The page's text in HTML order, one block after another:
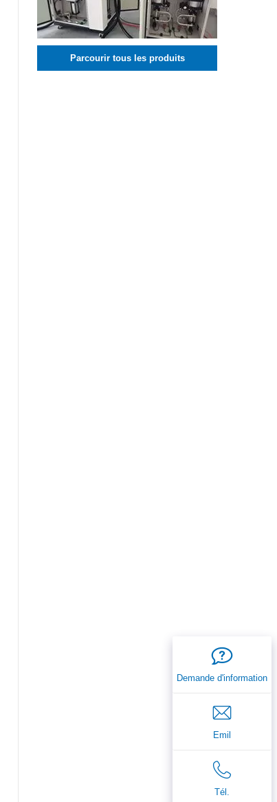
Parcourir tous les produits
Demande d'information
Emil
Tél.